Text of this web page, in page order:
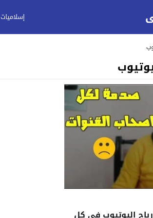
إسلاميات